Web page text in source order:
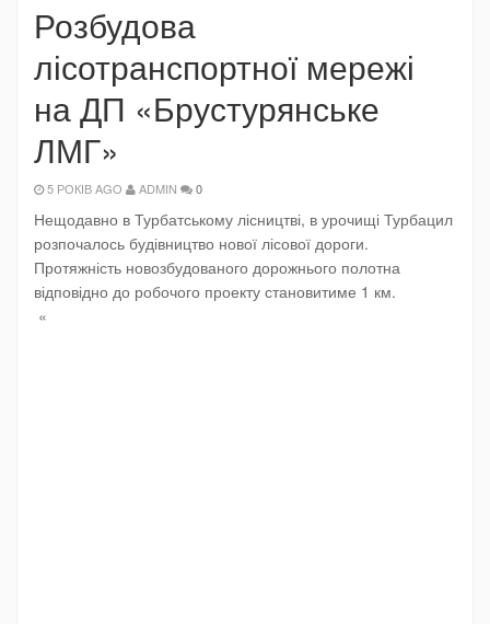
Розбудова
лісотранспортної мережі
на ДП «Брустурянське
ЛМГ»
5 РОКІВ AGO ADMIN 0
Нещодавно в Турбатському лісництві, в урочищі Турбацил
розпочалось будівництво нової лісової дороги.
Протяжність новозбудованого дорожнього полотна
відповідно до робочого проекту становитиме 1 км.
«